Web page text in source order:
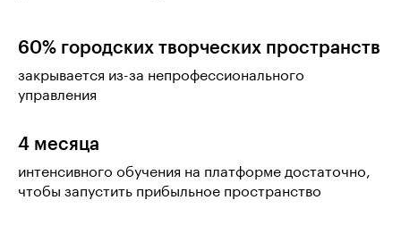
60% городских творческих пространств
закрывается из-за непрофессионального
управления
4 месяца
интенсивного обучения на платформе достаточно,
чтобы запустить прибыльное пространство